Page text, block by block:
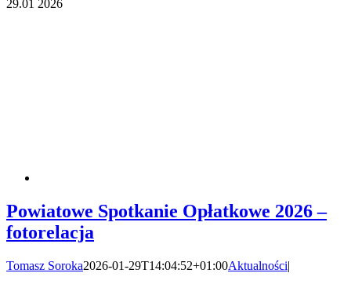
29.01 2026
Powiatowe Spotkanie Opłatkowe 2026 –
fotorelacja
Tomasz Soroka2026-01-29T14:04:52+01:00Aktualności|